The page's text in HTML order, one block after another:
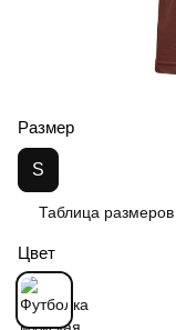
Размер
S
Таблица размеров
Цвет